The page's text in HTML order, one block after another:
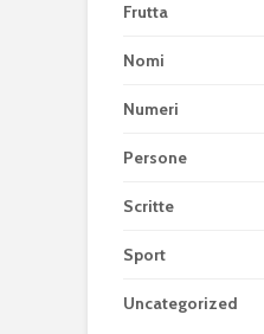
Frutta
Nomi
Numeri
Persone
Scritte
Sport
Uncategorized